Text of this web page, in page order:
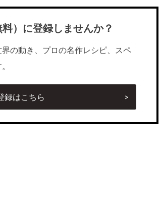
）に登録しませんか？
の動き、プロの名作レシピ、スペ
録はこちら